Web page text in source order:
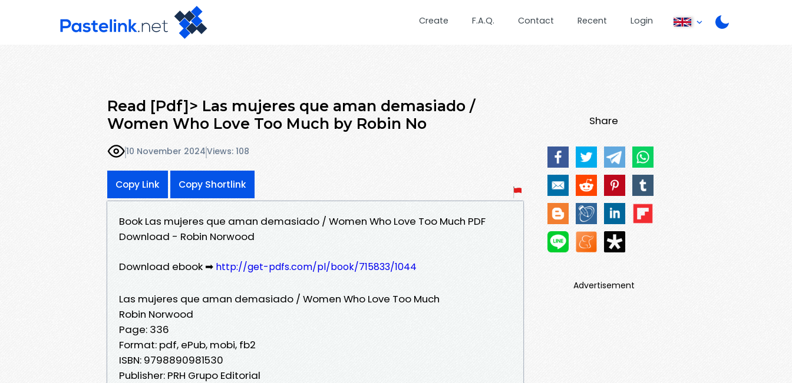
Create F.A.Q. Contact Recent Login
Read [Pdf]> Las mujeres que aman demasiado /
Women Who Love Too Much by Robin No
10 November 2024Views: 108
Copy Link Copy Shortlink
Book Las mujeres que aman demasiado / Women Who Love Too Much PDF
Download - Robin Norwood
Download ebook ➡ http://get-pdfs.com/pl/book/715833/1044
Las mujeres que aman demasiado / Women Who Love Too Much
Robin Norwood
Page: 336
Format: pdf, ePub, mobi, fb2
ISBN: 9798890981530
Publisher: PRH Grupo Editorial
Share
Advertisement